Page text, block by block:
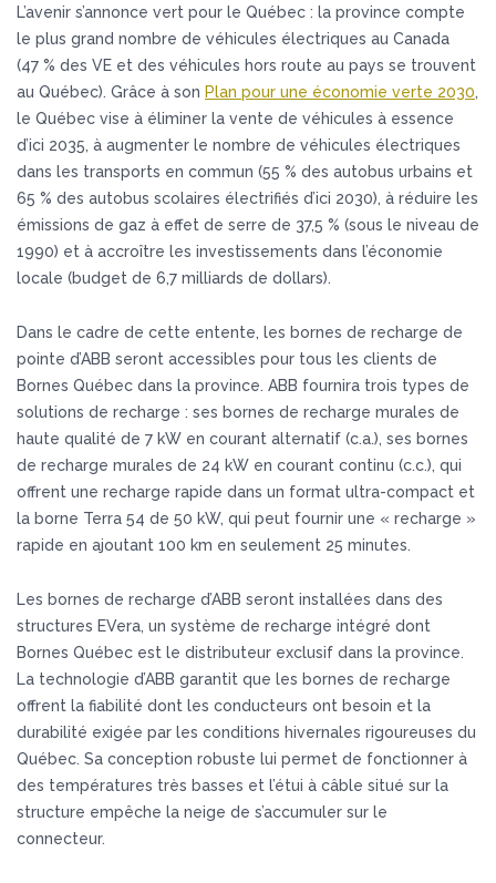
L’avenir s’annonce vert pour le Québec : la province compte
le plus grand nombre de véhicules électriques au Canada
(47 % des VE et des véhicules hors route au pays se trouvent
au Québec). Grâce à son Plan pour une économie verte 2030,
le Québec vise à éliminer la vente de véhicules à essence
d’ici 2035, à augmenter le nombre de véhicules électriques
dans les transports en commun (55 % des autobus urbains et
65 % des autobus scolaires électrifiés d’ici 2030), à réduire les
émissions de gaz à effet de serre de 37,5 % (sous le niveau de
1990) et à accroître les investissements dans l’économie
locale (budget de 6,7 milliards de dollars).
Dans le cadre de cette entente, les bornes de recharge de
pointe d’ABB seront accessibles pour tous les clients de
Bornes Québec dans la province. ABB fournira trois types de
solutions de recharge : ses bornes de recharge murales de
haute qualité de 7 kW en courant alternatif (c.a.), ses bornes
de recharge murales de 24 kW en courant continu (c.c.), qui
offrent une recharge rapide dans un format ultra-compact et
la borne Terra 54 de 50 kW, qui peut fournir une « recharge »
rapide en ajoutant 100 km en seulement 25 minutes.
Les bornes de recharge d’ABB seront installées dans des
structures EVera, un système de recharge intégré dont
Bornes Québec est le distributeur exclusif dans la province.
La technologie d’ABB garantit que les bornes de recharge
offrent la fiabilité dont les conducteurs ont besoin et la
durabilité exigée par les conditions hivernales rigoureuses du
Québec. Sa conception robuste lui permet de fonctionner à
des températures très basses et l’étui à câble situé sur la
structure empêche la neige de s’accumuler sur le
connecteur.